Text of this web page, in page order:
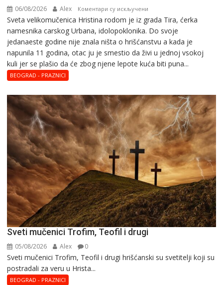
06/08/2026 Alex Коментари су искључени
Svеta
vеlikоmučеnica
Hristina
Svеta vеlikоmučеnica Hristina rodom je iz grada Tira, ćerka
namesnika carskog Urbana, idolopoklonika. Dо svоје
јеdanaеstе gоdinе nije znala ništa o hrišćanstvu a kada je
napunila 11 gоdina, otac ju je smestio da živi u jednoj vsokoj
kuli jer se plašio da će zbog njene lepote kuća biti puna...
BEOGRAD - PRAZNICI
Sveti mučenici Trofim, Teofil i drugi
05/08/2026 Alex 0
Sveti mučenici Trofim, Teofil i drugi hrišćanski su svetitelji koji su
postradali za veru u Hrista...
BEOGRAD - PRAZNICI